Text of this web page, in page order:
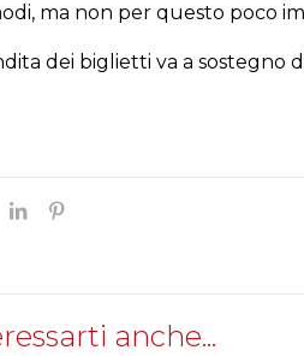
ma non per questo poco
dei biglietti va a
anche...